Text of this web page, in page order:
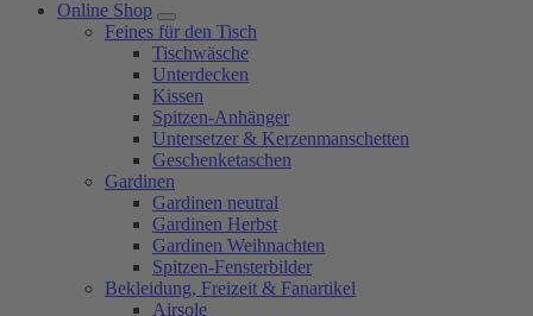
Online Shop
Feines für den Tisch
Tischwäsche
Unterdecken
Kissen
Spitzen-Anhänger
Untersetzer & Kerzenmanschetten
Geschenketaschen
Gardinen
Gardinen neutral
Gardinen Herbst
Gardinen Weihnachten
Spitzen-Fensterbilder
Bekleidung, Freizeit & Fanartikel
Airsole